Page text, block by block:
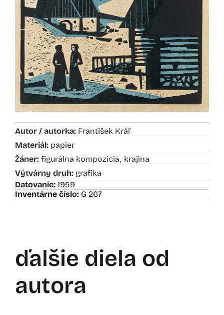
Autor / autorka: František Kráľ
Materiál: papier
Žáner: figurálna kompozícia, krajina
Výtvárny druh: grafika
Datovanie: 1959
Inventárne číslo: G 267
ďalšie diela od
autora